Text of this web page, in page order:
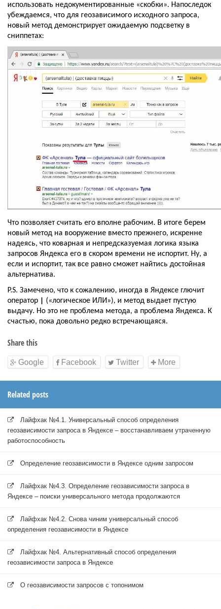
использовать недокументированные «скобки». Напоследок
убеждаемся, что для геозависимого исходного запроса,
новый метод демонстрирует ожидаемую подсветку в
сниппетах:
Что позволяет считать его вполне рабочим. В итоге берем
новый метод на вооружение вместо прежнего, искренне
надеясь, что коварная и непредсказуемая логика языка
запросов Яндекса его в скором времени не испортит. Ну, а
если и испортит, так все равно сможет найтись достойная
альтернатива.
P.S. Замечено, что к сожалению, иногда в Яндексе глючит
оператор
(«логическое ИЛИ»), и метод выдает пустую
выдачу. Но это не проблема метода, а проблема Яндекса. К
счастью, пока довольно редко встречающаяся.
Share this
Google Facebook Twitter More
Related posts
Лайфхак №4.1. Универсальный способ определения
геозависимости запроса в Яндексе – восстанавливаем утраченную
работоспособность
Определение геозависимости в Яндексе одним запросом
Лайфхак №4.3. Определение геозависимости запроса в
Яндексе – поиски универсального метода продолжаются
Лайфхак №4.2. Снова чиним универсальный способ
определения геозависимости в Яндексе
Лайфхак №4. Альтернативный способ определения
геозависимости запроса в Яндексе
О геозависимости запросов с топонимом